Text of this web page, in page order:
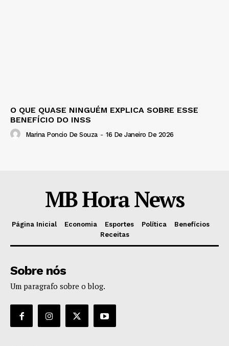
O QUE QUASE NINGUÉM EXPLICA SOBRE ESSE
BENEFÍCIO DO INSS
Marina Poncio De Souza - 16 De Janeiro De 2026
MB Hora News
Página Inicial Economia Esportes Política
Benefícios
Receitas
Sobre nós
Um paragrafo sobre o blog.